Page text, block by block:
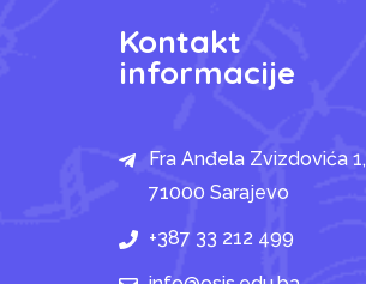
Kontakt
informacije
Fra Anđela Zvizdovića 1,
71000 Sarajevo
+387 33 212 499